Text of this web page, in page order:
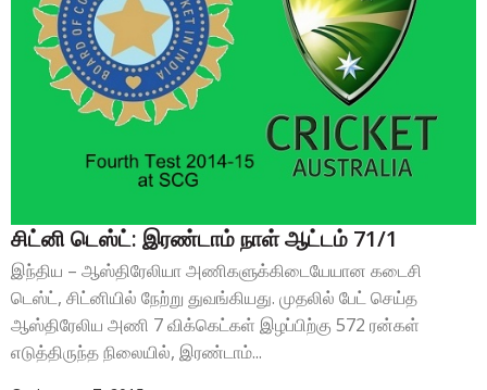
சிட்னி டெஸ்ட்: இரண்டாம் நாள் ஆட்டம் 71/1
இந்திய – ஆஸ்திரேலியா அணிகளுக்கிடையேயான கடைசி
டெஸ்ட், சிட்னியில் நேற்று துவங்கியது. முதலில் பேட் செய்த
ஆஸ்திரேலிய அணி 7 விக்கெட்கள் இழப்பிற்கு 572 ரன்கள்
எடுத்திருந்த நிலையில், இரண்டாம்...